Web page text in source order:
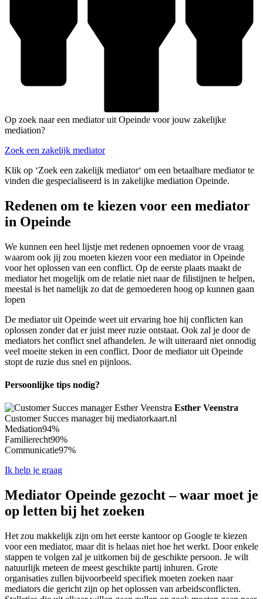
Op zoek naar een mediator uit Opeinde voor jouw zakelijke
mediation?
Zoek een zakelijk mediator
Klik op ‘Zoek een zakelijk mediator‘ om een betaalbare mediator te
vinden die gespecialiseerd is in zakelijke mediation Opeinde.
Redenen om te kiezen voor een mediator
in Opeinde
We kunnen een heel lijstje met redenen opnoemen voor de vraag
waarom ook jij zou moeten kiezen voor een mediator in Opeinde
voor het oplossen van een conflict. Op de eerste plaats maakt de
mediator het mogelijk om de relatie niet naar de filistijnen te helpen,
meestal is het namelijk zo dat de gemoederen hoog op kunnen gaan
lopen
De mediator uit Opeinde weet uit ervaring hoe hij conflicten kan
oplossen zonder dat er juist meer ruzie ontstaat. Ook zal je door de
mediators het conflict snel afhandelen. Je wilt uiteraard niet onnodig
veel moeite steken in een conflict. Door de mediator uit Opeinde
stopt de ruzie dus snel en pijnloos.
Persoonlijke tips nodig?
Esther Veenstra
Customer Succes manager bij mediatorkaart.nl
Mediation94%
Familierecht90%
Communicatie97%
Ik help je graag
Mediator Opeinde gezocht – waar moet je
op letten bij het zoeken
Het zou makkelijk zijn om het eerste kantoor op Google te kiezen
voor een mediator, maar dit is helaas niet hoe het werkt. Door enkele
stappen te volgen zal je uitkomen bij de geschikte persoon. Je wilt
natuurlijk meteen de meest geschikte partij inhuren. Grote
organisaties zullen bijvoorbeeld specifiek moeten zoeken naar
mediators die gericht zijn op het oplossen van arbeidsconflicten.